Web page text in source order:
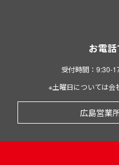
お電
受付時間：9:30-
※土曜日については会
広島営業